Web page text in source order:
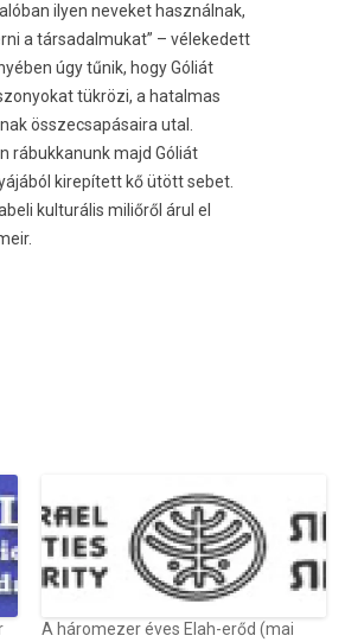
ilyen neveket használnak,
a tár­sadal­mukat” – vélekedett
úgy tűnik, hogy Góliát
tükrözi, a hatal­mas
összec­sapásaira utal.
rábuk­kanunk majd Góliát
kirepített kő ütött sebet.
kul­turális miliőről árul el
A háromezer éves Elah-erőd (mai